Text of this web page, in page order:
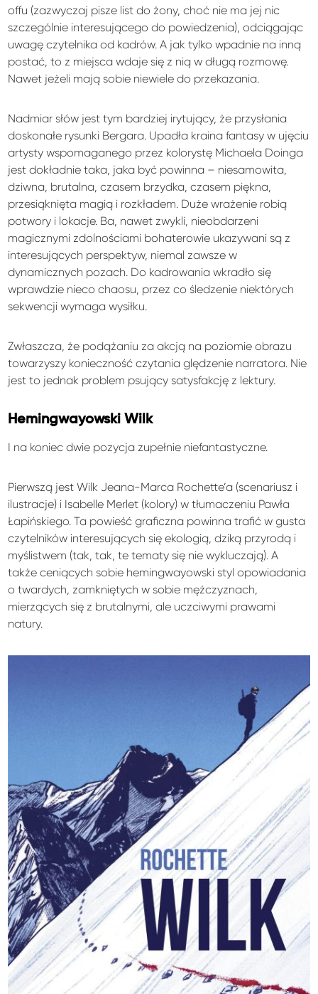
offu (zazwyczaj pisze list do żony, choć nie ma jej nic
szczególnie interesującego do powiedzenia), odciągając
uwagę czytelnika od kadrów. A jak tylko wpadnie na inną
postać, to z miejsca wdaje się z nią w długą rozmowę.
Nawet jeżeli mają sobie niewiele do przekazania.
Nadmiar słów jest tym bardziej irytujący, że przysłania
doskonałe rysunki Bergara. Upadła kraina fantasy w ujęciu
artysty wspomaganego przez kolorystę Michaela Doinga
jest dokładnie taka, jaka być powinna – niesamowita,
dziwna, brutalna, czasem brzydka, czasem piękna,
przesiąknięta magią i rozkładem. Duże wrażenie robią
potwory i lokacje. Ba, nawet zwykli, nieobdarzeni
magicznymi zdolnościami bohaterowie ukazywani są z
interesujących perspektyw, niemal zawsze w
dynamicznych pozach. Do kadrowania wkradło się
wprawdzie nieco chaosu, przez co śledzenie niektórych
sekwencji wymaga wysiłku.
Zwłaszcza, że podążaniu za akcją na poziomie obrazu
towarzyszy konieczność czytania ględzenie narratora. Nie
jest to jednak problem psujący satysfakcję z lektury.
Hemingwayowski Wilk
I na koniec dwie pozycja zupełnie niefantastyczne.
Pierwszą jest Wilk Jeana-Marca Rochette’a (scenariusz i
ilustracje) i Isabelle Merlet (kolory) w tłumaczeniu Pawła
Łapińskiego. Ta powieść graficzna powinna trafić w gusta
czytelników interesujących się ekologią, dziką przyrodą i
myślistwem (tak, tak, te tematy się nie wykluczają). A
także ceniących sobie hemingwayowski styl opowiadania
o twardych, zamkniętych w sobie mężczyznach,
mierzących się z brutalnymi, ale uczciwymi prawami
natury.